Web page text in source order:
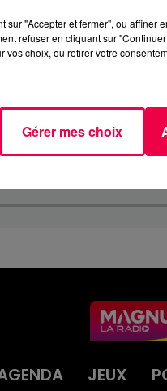
JEUX
sur "Accepter et fermer", ou
refuser en cliquant sur
vos choix, ou retirer votre
Gérer mes choix